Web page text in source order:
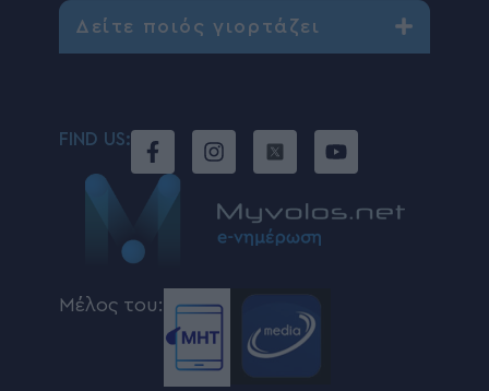
Δείτε ποιός γιορτάζει
FIND US:
Μέλος του: